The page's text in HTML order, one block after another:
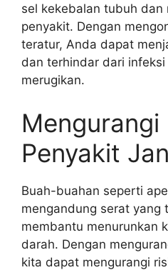
sel kekebalan tubuh dan
penyakit. Dengan
teratur, Anda dapat
dan terhindar dari
merugikan.
Mengurangi
Penyakit
Buah-buahan seperti
mengandung serat yang
membantu menurunkan
darah. Dengan
kita dapat mengurangi